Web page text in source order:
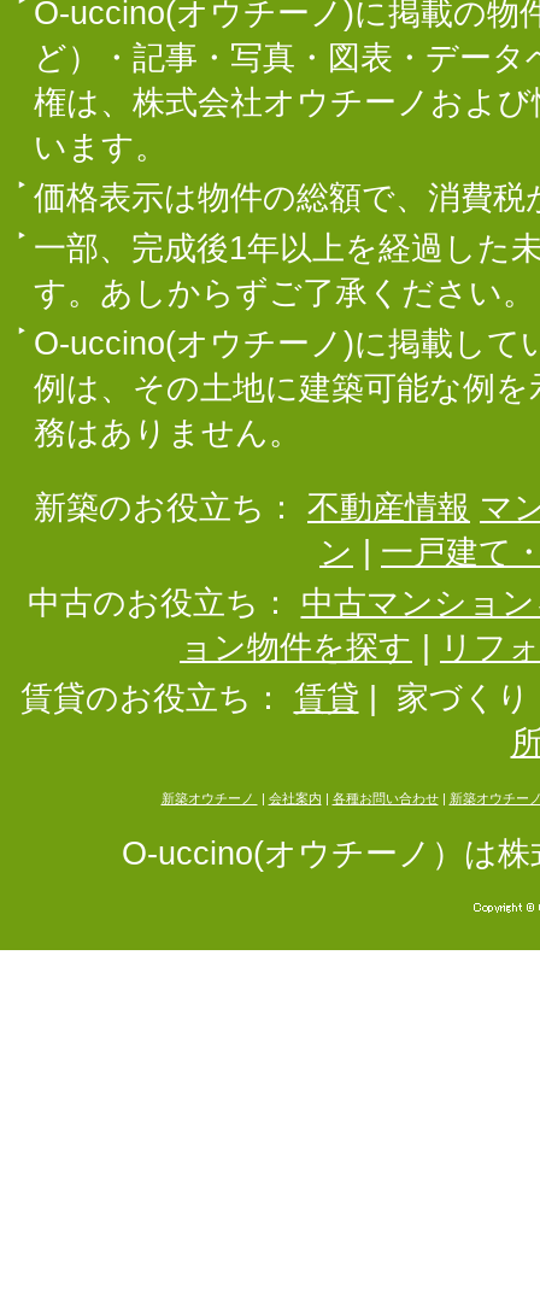
O-uccino(オウチーノ)に掲載の物
ど）・記事・写真・図表・デー
権は、株式会社オウチーノおよ
います。
価格表示は物件の総額で、消費
一部、完成後1年以上を経過した
す。あしからずご了承ください。
O-uccino(オウチーノ)に掲載して
例は、その土地に建築可能な例
務はありません。
新築のお役立ち： 不動産情報 マ
ン
一戸建て
中古のお役立ち：
中古マンショ
ョン物件を探す
リフ
賃貸のお役立ち：
賃貸
家づくり
新築オウチーノ 会社案内 各種お問い合わせ| 新築オウチー
O-uccino(オウチーノ）は